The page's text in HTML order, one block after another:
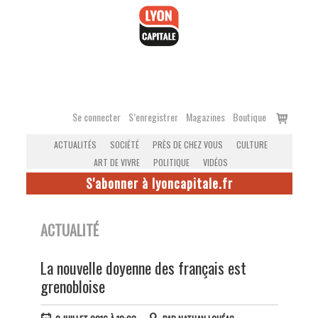
Se connecter S’enregistrer Magazines Boutique
Voir
ACTUALITÉS SOCIÉTÉ PRÈS DE CHEZ VOUS
CULTURE
ART DE VIVRE
POLITIQUE VIDÉOS
S'abonner à lyoncapitale.fr
ACTUALITÉ
La nouvelle doyenne des français est
grenobloise